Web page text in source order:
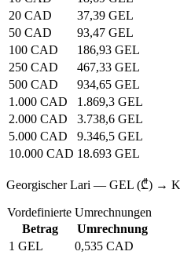
20 CAD
37,39 GEL
50 CAD
93,47 GEL
100 CAD
186,93 GEL
250 CAD
467,33 GEL
500 CAD
934,65 GEL
1.000 CAD
1.869,3 GEL
2.000 CAD
3.738,6 GEL
5.000 CAD
9.346,5 GEL
10.000 CAD 18.693 GEL
Georgischer Lari — GEL (₾) →
Vordefinierte Umrechnungen
Betrag
Umrechnung
1 GEL
0,535 CAD